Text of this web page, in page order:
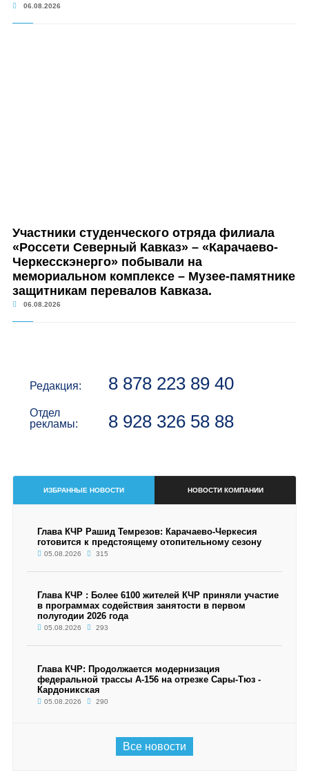
06.08.2026
Участники студенческого отряда филиала
«Россети Северный Кавказ» – «Карачаево-
Черкесскэнерго» побывали на
мемориальном комплексе – Музее-памятнике
защитникам перевалов Кавказа.
06.08.2026
Редакция: 8 878 223 89 40
Отдел
рекламы:
8 928 326 58 88
ИЗБРАННЫЕ НОВОСТИ НОВОСТИ КОМПАНИИ
Глава КЧР Рашид Темрезов: Карачаево-Черкесия
готовится к предстоящему отопительному сезону
05.08.2026 315
Глава КЧР : Более 6100 жителей КЧР приняли участие
в программах содействия занятости в первом
полугодии 2026 года
05.08.2026 293
Глава КЧР: Продолжается модернизация
федеральной трассы А-156 на отрезке Сары-Тюз -
Кардоникская
05.08.2026 290
Все новости